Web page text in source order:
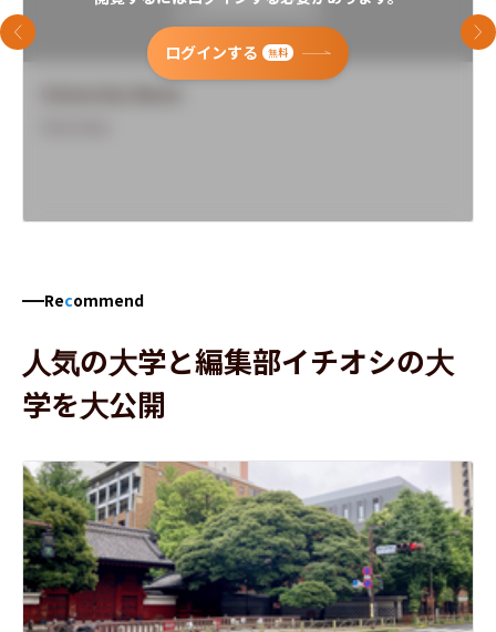
ログインする 無料
前のスライド 次
Recommend
人気の大学と編集部イチオシの大
学を大公開